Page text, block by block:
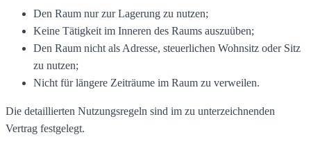
Den Raum nur zur Lagerung zu nutzen;
Keine Tätigkeit im Inneren des Raums auszuüben;
Den Raum nicht als Adresse, steuerlichen Wohnsitz oder Sitz
zu nutzen;
Nicht für längere Zeiträume im Raum zu verweilen.
Die detaillierten Nutzungsregeln sind im zu unterzeichnenden
Vertrag festgelegt.